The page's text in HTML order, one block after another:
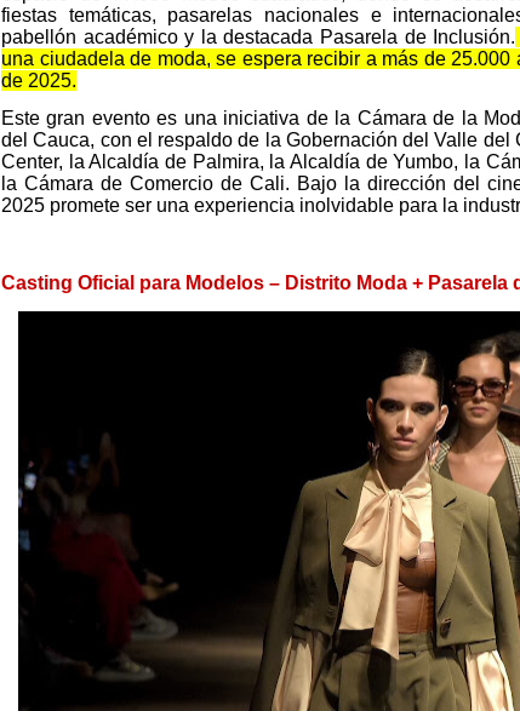
fiestas temáticas, pasarelas nacionales e
pabellón académico y la destacada Pasarela de Inclusión.
una ciudadela de moda, se espera recibir a más de 25.000
de 2025.
Este gran evento es una iniciativa de la Cámara de la
del Cauca, con el respaldo de la Gobernación del Valle del
Center, la Alcaldía de Palmira, la Alcaldía de Yumbo, la
la Cámara de Comercio de Cali. Bajo la dirección del
2025 promete ser una experiencia inolvidable para la
Casting Oficial para Modelos – Distrito Moda + Pasarela